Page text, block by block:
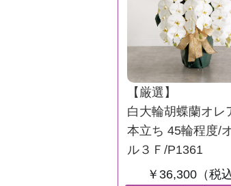
【厳選】
白大輪胡蝶蘭オレ
本立ち 45輪程度/
ル３Ｆ/P1361
￥36,300（税込